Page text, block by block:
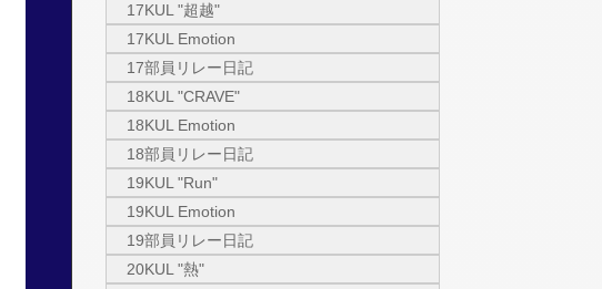
17KUL "超越"
17KUL Emotion
17部員リレー日記
18KUL "CRAVE"
18KUL Emotion
18部員リレー日記
19KUL "Run"
19KUL Emotion
19部員リレー日記
20KUL "熱"